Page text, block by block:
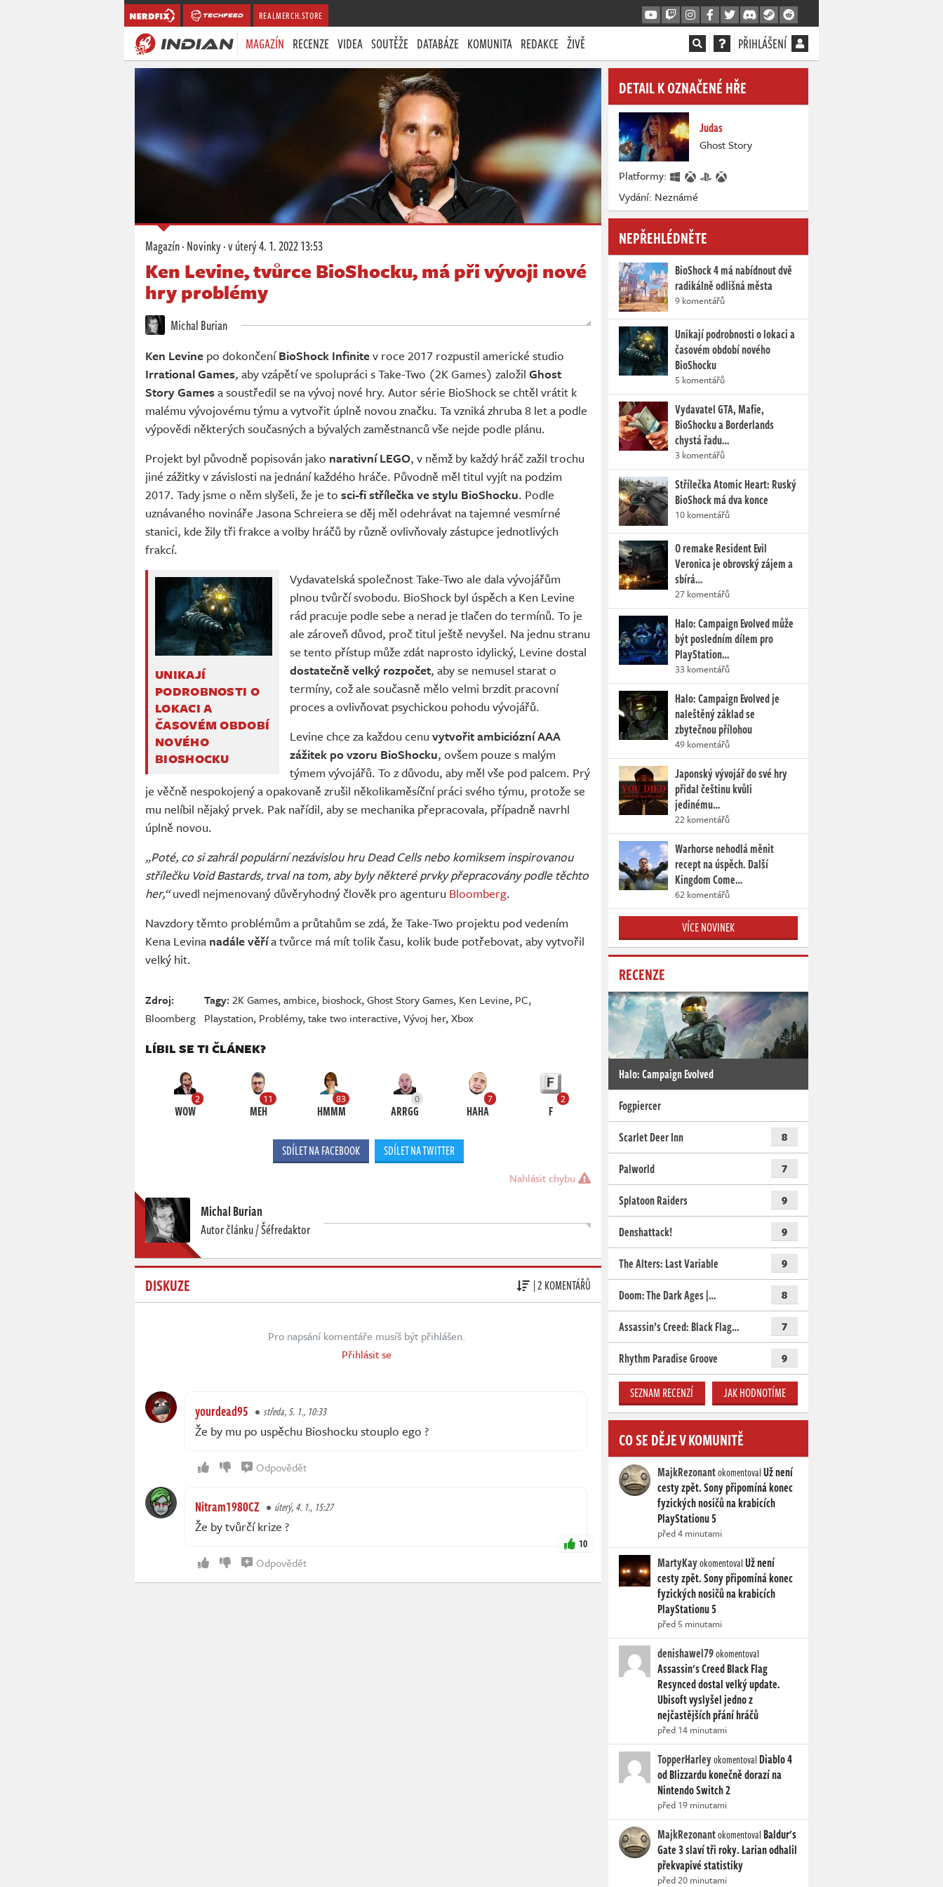
REALMERCH.STORE
MAGAZÍN RECENZE VIDEA SOUTĚŽE DATABÁZE KOMUNITA REDAKCE ŽIVĚ PŘIHLÁŠENÍ
Magazín·Novinky·v úterý4. 1. 2022 13:53
Ken Levine, tvůrce BioShocku, má při vývoji nové
hry problémy
Michal Burian
Ken Levine po dokončeníBioShock Infinitev roce 2017 rozpustil americké studio
Irrational Games, aby vzápětí ve spolupráci s Take-Two (2K Games) založil Ghost
Story Games a soustředil se na vývoj nové hry. Autor série BioShock se chtěl vrátit k
malému vývojovému týmu a vytvořit úplně novou značku. Ta vzniká zhruba 8 let a podle
výpovědi některých současných a bývalých zaměstnanců vše nejde podle plánu.
Projekt byl původně popisován jako narativní LEGO, v němž by každý hráč zažil trochu
jiné zážitky v závislosti na jednání každého hráče. Původně měl titul vyjít na podzim
2017. Tady jsme o něm slyšeli, že je to sci-fi střílečka ve stylu BioShocku. Podle
uznávaného novináře Jasona Schreiera se děj měl odehrávat na tajemné vesmírné
stanici, kde žily tři frakce a volby hráčů by různě ovlivňovaly zástupce jednotlivých
frakcí.
UNIKAJÍ
PODROBNOSTI O
LOKACI A
ČASOVÉM OBDOBÍ
NOVÉHO
BIOSHOCKU
Vydavatelská společnost Take-Two ale dala vývojářům
plnou tvůrčí svobodu. BioShock byl úspěch a Ken Levine
rád pracuje podle sebe a nerad je tlačen do termínů. To je
ale zároveň důvod, proč titul ještě nevyšel. Na jednu stranu
se tento přístup může zdát naprosto idylický, Levine dostal
dostatečně velký rozpočet, aby se nemusel starat o
termíny, což ale současně mělo velmi brzdit pracovní
proces a ovlivňovat psychickou pohodu vývojářů.
Levine chce za každou cenu vytvořit ambiciózní AAA
zážitek po vzoru BioShocku, ovšem pouze s malým
týmem vývojářů. To z důvodu, aby měl vše pod palcem. Prý
je věčně nespokojený a opakovaně zrušil několikaměsíční práci svého týmu, protože se
mu nelíbil nějaký prvek. Pak nařídil, aby se mechanika přepracovala, případně navrhl
úplně novou.
„Poté, co si zahrál populární nezávislou hru Dead Cells nebo komiksem inspirovanou
střílečku Void Bastards, trval na tom, aby byly některé prvky přepracovány podle těchto
her,“uvedl nejmenovaný důvěryhodný člověk pro agenturu Bloomberg.
Navzdory těmto problémům a průtahům se zdá, že Take-Two projektu pod vedením
Kena Levina nadále věřía tvůrce má mít tolik času, kolik bude potřebovat, aby vytvořil
velký hit.
Zdroj:
Bloomberg
Tagy:2K Games,ambice, bioshock,Ghost Story Games, Ken Levine, PC,
Playstation, Problémy,take two interactive,Vývoj her,Xbox
LÍBIL SE TI ČLÁNEK?
2
WOW
11
MEH
83
HMMM
0
ARRGG
7
HAHA
2
F
SDÍLET NA FACEBOOK SDÍLET NA TWITTER
Nahlásit chybu
Michal Burian
Autor článku / Šéfredaktor
DISKUZE | 2 KOMENTÁŘŮ
Pro napsání komentáře musíš být přihlášen.
Přihlásit se
yourdead95 středa, 5. 1., 10:33
Že by mu po uspěchu Bioshocku stouplo ego ?
Odpovědět
Nitram1980CZ úterý, 4. 1., 15:27
Že by tvůrčí krize ?
10
Odpovědět
DETAIL K OZNAČENÉ HŘE
Judas
Ghost Story
Platformy:
Vydání: Neznámé
NEPŘEHLÉDNĚTE
BioShock 4 má nabídnout dvě
radikálně odlišná města
9 komentářů
Unikají podrobnosti o lokaci a
časovém období nového
BioShocku
5 komentářů
Vydavatel GTA, Mafie,
BioShocku a Borderlands
chystá řadu…
3 komentářů
Střílečka Atomic Heart: Ruský
BioShock má dva konce
10 komentářů
O remake Resident Evil
Veronica je obrovský zájem a
sbírá…
27 komentářů
Halo: Campaign Evolved může
být posledním dílem pro
PlayStation…
33 komentářů
Halo: Campaign Evolved je
naleštěný základ se
zbytečnou přílohou
49 komentářů
Japonský vývojář do své hry
přidal češtinu kvůli
jedinému…
22 komentářů
Warhorse nehodlá měnit
recept na úspěch. Další
Kingdom Come…
62 komentářů
VÍCE NOVINEK
RECENZE
Halo: Campaign Evolved
Fogpiercer
Scarlet Deer Inn
8
Palworld 7
Splatoon Raiders 9
Denshattack! 9
The Alters: Last Variable 9
Doom: The Dark Ages |… 8
Assassin’s Creed: Black Flag… 7
Rhythm Paradise Groove 9
SEZNAM RECENZÍ JAK HODNOTÍME
CO SE DĚJE V KOMUNITĚ
MajkRezonantokomentovalUž není
cesty zpět. Sony připomíná konec
fyzických nosičů na krabicích
PlayStationu 5
před 4 minutami
MartyKayokomentovalUž není
cesty zpět. Sony připomíná konec
fyzických nosičů na krabicích
PlayStationu 5
před 5 minutami
denishawel79okomentoval
Assassin's Creed Black Flag
Resynced dostal velký update.
Ubisoft vyslyšel jedno z
nejčastějších přání hráčů
před 14 minutami
TopperHarleyokomentoval Diablo 4
od Blizzardu konečně dorazí na
Nintendo Switch 2
před 19 minutami
MajkRezonantokomentoval Baldur's
Gate 3 slaví tři roky. Larian odhalil
překvapivé statistiky
před 20 minutami